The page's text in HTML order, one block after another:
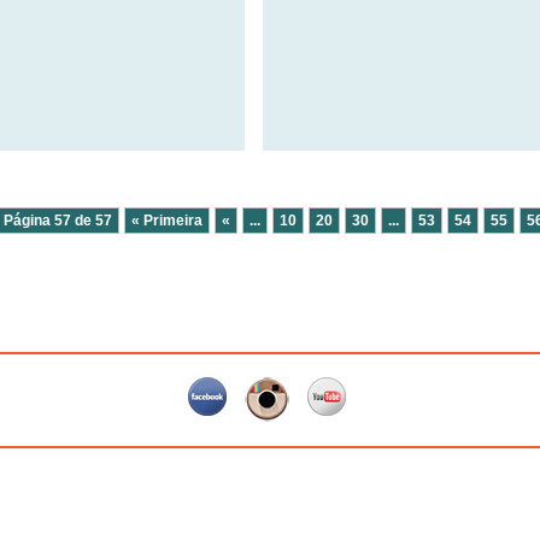
Página 57 de 57 « Primeira « ... 10 20 30 ... 53 54 55